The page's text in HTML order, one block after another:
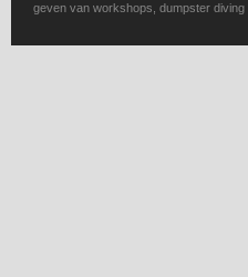
geven van workshops, dumpster